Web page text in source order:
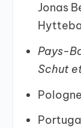
Jonas
Pays-
Schut